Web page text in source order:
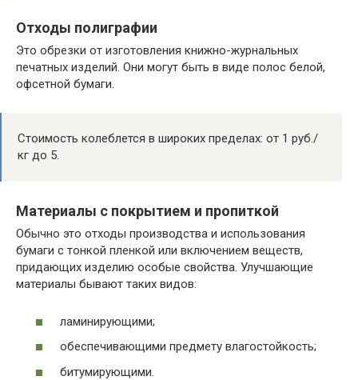
Отходы полиграфии
Это обрезки от изготовления книжно-журнальных
печатных изделий. Они могут быть в виде полос белой,
офсетной бумаги.
Стоимость колеблется в широких пределах: от 1 руб./
кг до 5.
Материалы с покрытием и пропиткой
Обычно это отходы производства и использования
бумаги с тонкой пленкой или включением веществ,
придающих изделию особые свойства. Улучшающие
материалы бывают таких видов:
ламинирующими;
обеспечивающими предмету влагостойкость;
битумирующими.